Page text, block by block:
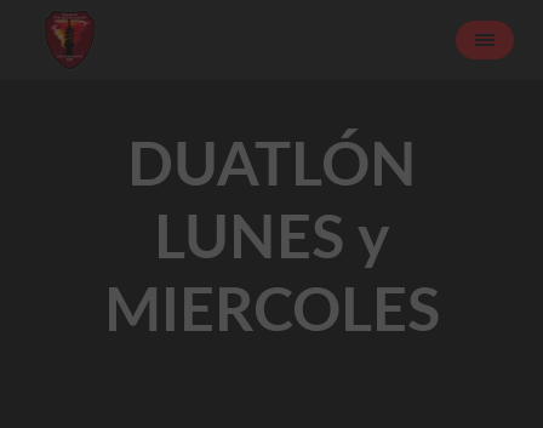
DUATLÓN
LUNES y
MIERCOLES